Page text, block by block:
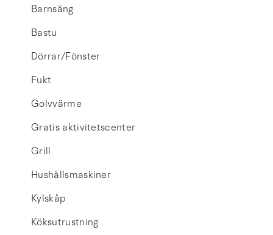
Barnsäng
Bastu
Dörrar/Fönster
Fukt
Golvvärme
Gratis aktivitetscenter
Grill
Hushållsmaskiner
Kylskåp
Köksutrustning